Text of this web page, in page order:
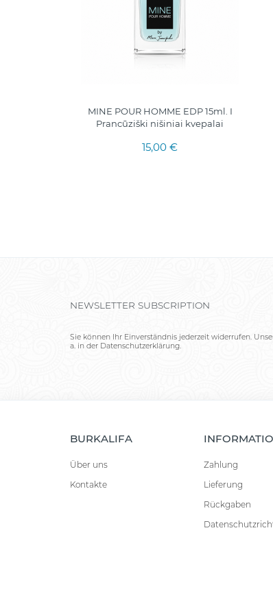
MINE POUR HOMME EDP 15ml. I
Prancūziški nišiniai kvepalai
15,00 €
NEWSLETTER SUBSCRIPTION
Sie können Ihr Einverständnis jederzeit widerrufen.
a. in der Datenschutzerklärung.
BURKALIFA
Über uns
Kontakte
Zahlung
Lieferung
Rückgaben